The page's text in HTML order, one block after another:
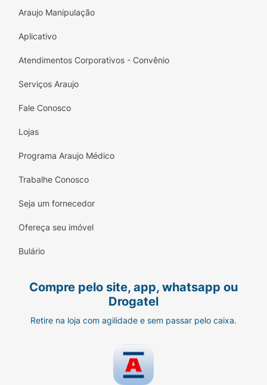
Araujo Manipulação
Aplicativo
Atendimentos Corporativos - Convênio
Serviços Araujo
Fale Conosco
Lojas
Programa Araujo Médico
Trabalhe Conosco
Seja um fornecedor
Ofereça seu imóvel
Bulário
Compre pelo site, app, whatsapp ou
Drogatel
Retire na loja com agilidade e sem passar pelo caixa.